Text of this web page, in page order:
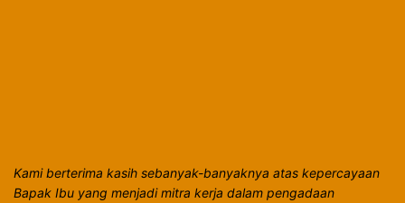
Kami berterima kasih sebanyak-banyaknya atas kepercayaan
Bapak Ibu yang menjadi mitra kerja dalam pengadaan